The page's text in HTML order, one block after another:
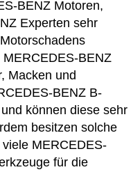
BENZ Motoren,
Experten sehr
BENZ
Macken und
BENZ B-
können diese sehr
besitzen solche
MERCEDES-
für die